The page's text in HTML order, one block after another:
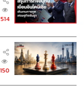
514
150